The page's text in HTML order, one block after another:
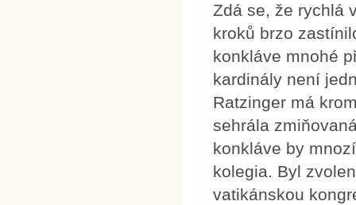
Zdá se, že rychlá
kroků brzo
konkláve mnohé
kardinály není
Ratzinger má
sehrála
konkláve by
kolegia. Byl
vatikánskou